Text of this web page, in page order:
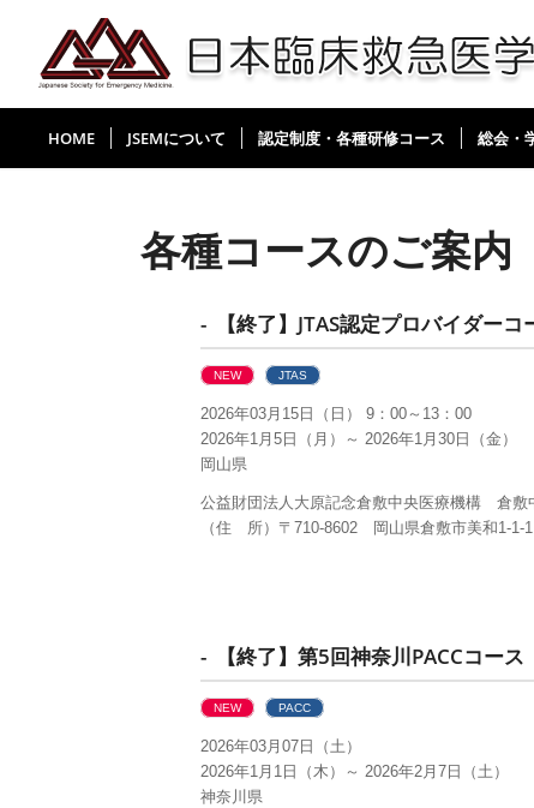
HOME JSEMについて 認定制度・各種研修コース 総会・
各種コースのご案内
- 【終了】JTAS認定プロバイダーコ
NEW JTAS
2026年03月15日（日） 9：00～13：00
2026年1月5日（月）～ 2026年1月30日（金）
岡山県
公益財団法人大原記念倉敷中央医療機構 倉敷
（住 所）〒710-8602 岡山県倉敷市美和1-1-1
- 【終了】第5回神奈川PACCコース
NEW PACC
2026年03月07日（土）
2026年1月1日（木）～ 2026年2月7日（土）
神奈川県